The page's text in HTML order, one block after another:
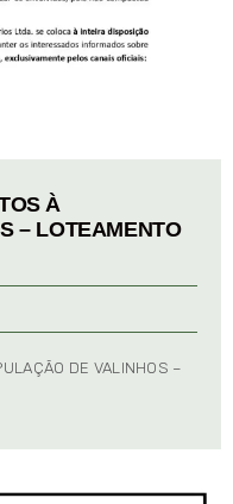
À
– LOTEAMENTO
DE VALINHOS –